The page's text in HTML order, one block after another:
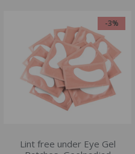
-3%
Lint free under Eye Gel